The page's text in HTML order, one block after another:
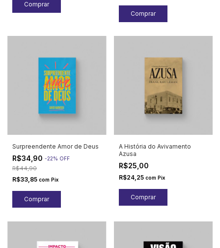
Surpreendente Amor de Deus
R$34,90 -22% OFF
R$44,90
R$33,85 com Pix
A História do Avivamento
Azusa
R$25,00
R$24,25 com Pix